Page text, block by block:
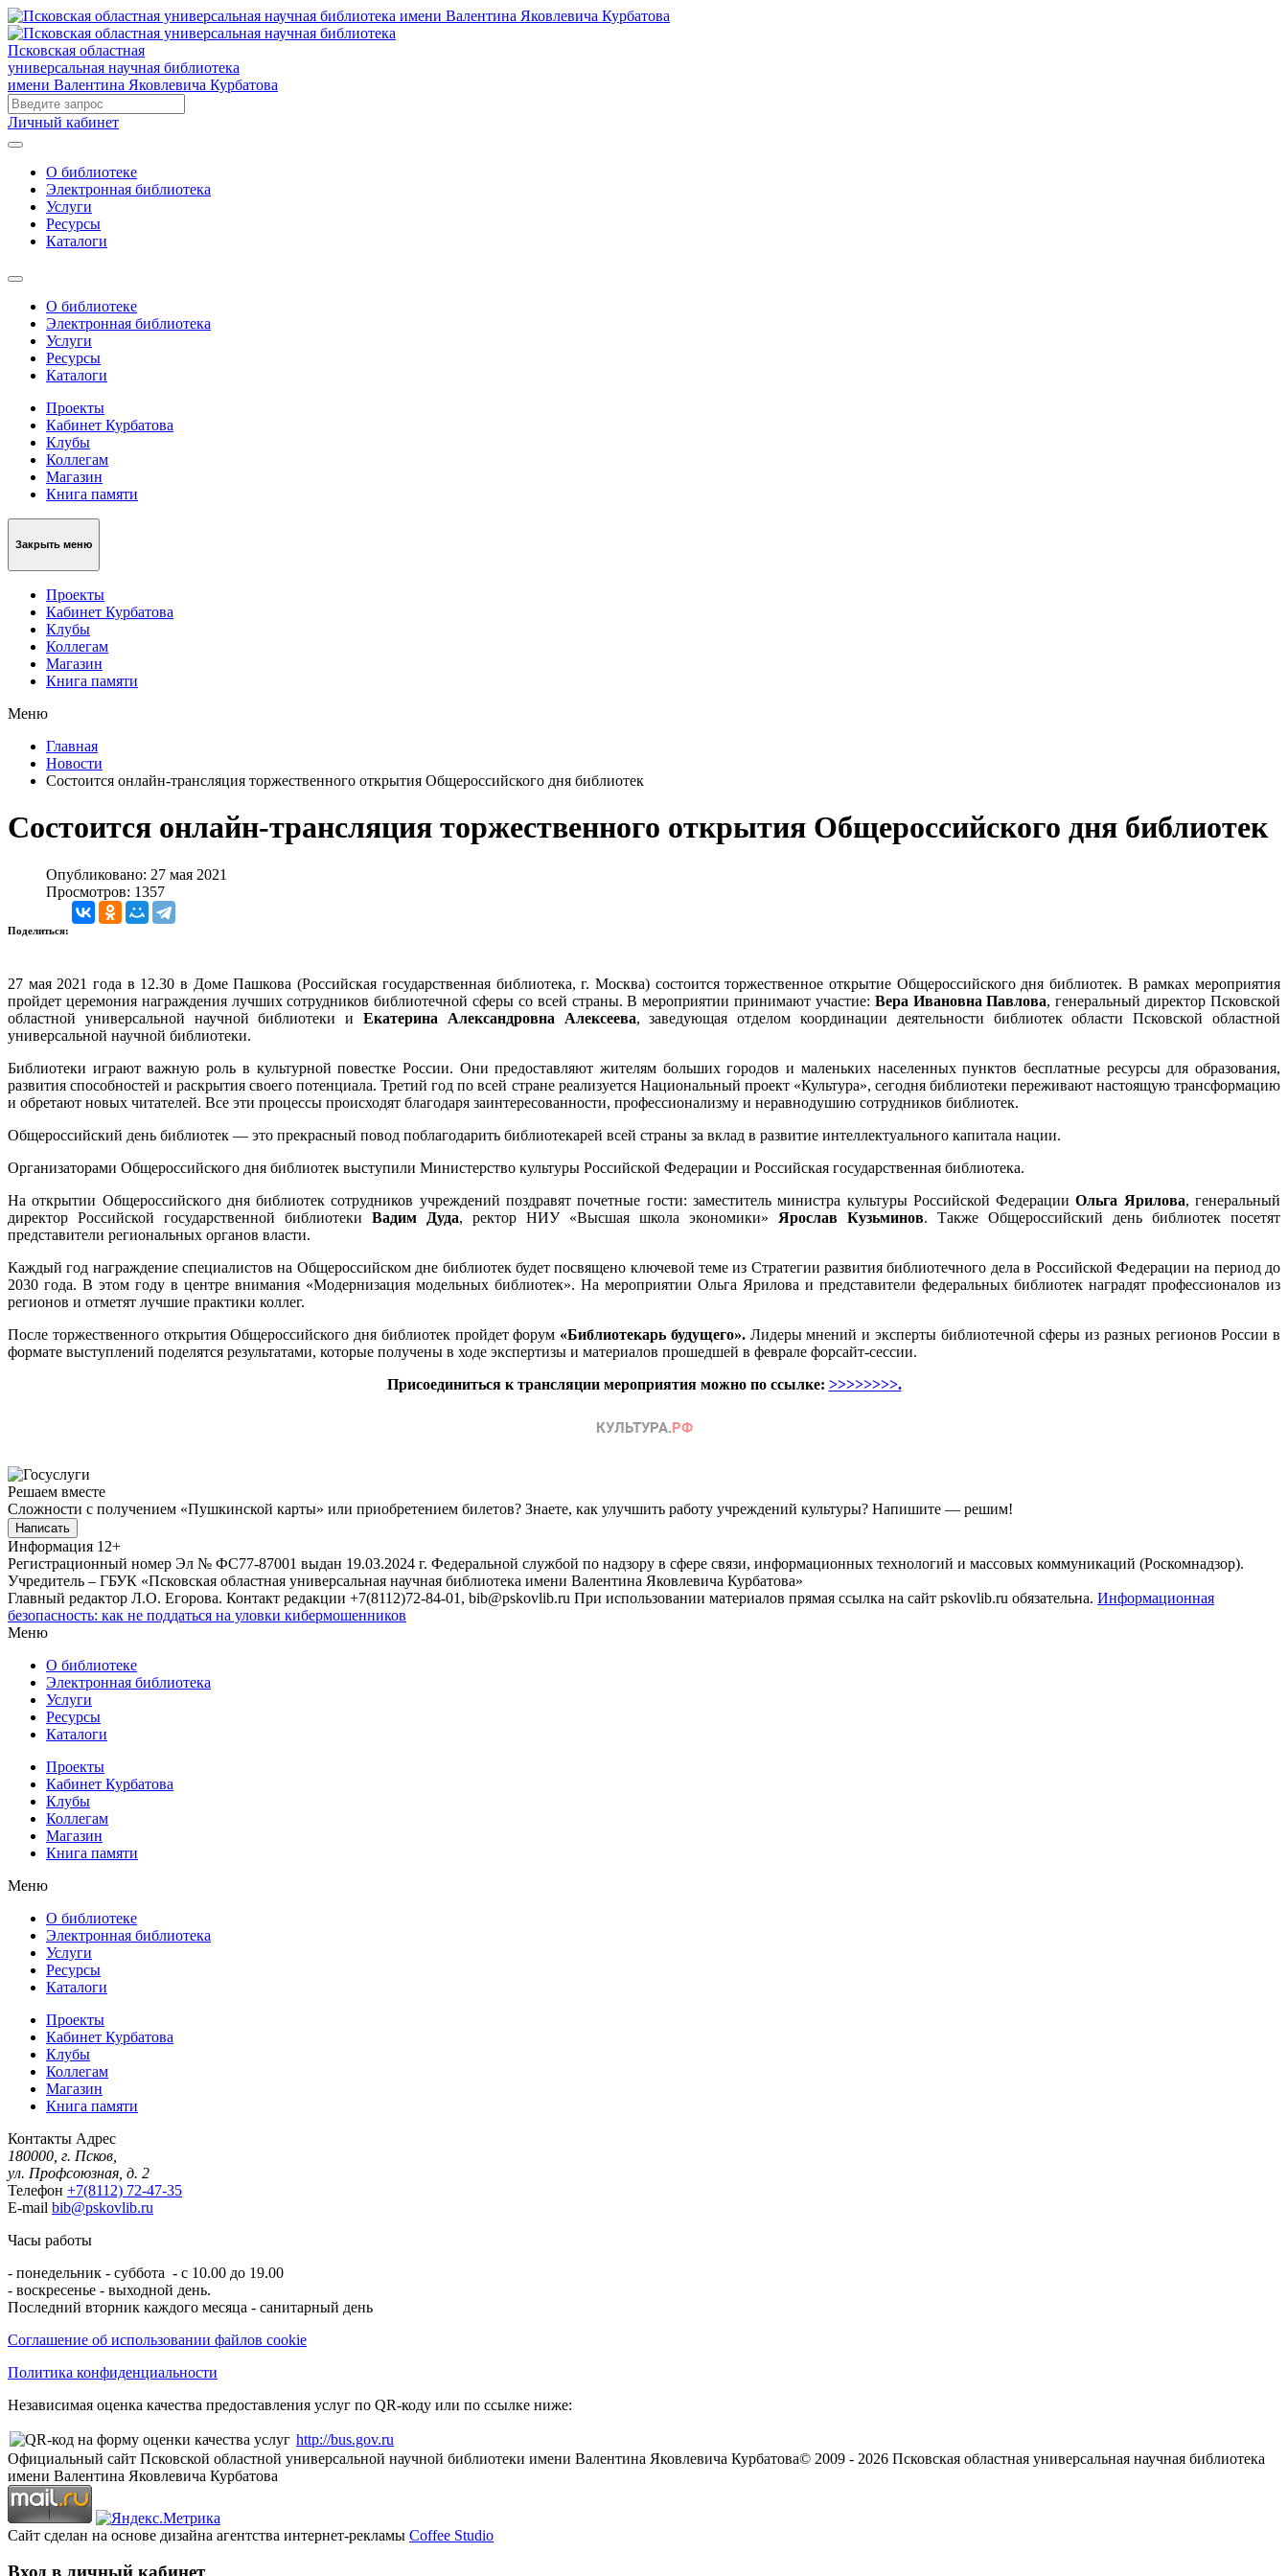
Псковская областная
универсальная научная библиотека
имени Валентина Яковлевича Курбатова
Личный кабинет
О библиотеке
Электронная библиотека
Услуги
Ресурсы
Каталоги
О библиотеке
Электронная библиотека
Услуги
Ресурсы
Каталоги
Проекты
Кабинет Курбатова
Клубы
Коллегам
Магазин
Книга памяти
Закрыть меню
Проекты
Кабинет Курбатова
Клубы
Коллегам
Магазин
Книга памяти
Меню
Главная
Новости
Состоится онлайн-трансляция торжественного открытия Общероссийского дня библиотек
Состоится онлайн-трансляция торжественного открытия Общероссийского дня библиотек
Опубликовано: 27 мая 2021
Просмотров: 1357
Поделиться:
27 мая 2021 года в 12.30 в Доме Пашкова (Российская государственная библиотека, г. Москва) состоится торжественное открытие Общероссийского дня библиотек. В рамках мероприятия
пройдет церемония награждения лучших сотрудников библиотечной сферы со всей страны. В мероприятии принимают участие: Вера Ивановна Павлова, генеральный директор Псковской
областной универсальной научной библиотеки и Екатерина Александровна Алексеева, заведующая отделом координации деятельности библиотек области Псковской областной
универсальной научной библиотеки.
Библиотеки играют важную роль в культурной повестке России. Они предоставляют жителям больших городов и маленьких населенных пунктов бесплатные ресурсы для образования,
развития способностей и раскрытия своего потенциала. Третий год по всей стране реализуется Национальный проект «Культура», сегодня библиотеки переживают настоящую трансформацию
и обретают новых читателей. Все эти процессы происходят благодаря заинтересованности, профессионализму и неравнодушию сотрудников библиотек.
Общероссийский день библиотек — это прекрасный повод поблагодарить библиотекарей всей страны за вклад в развитие интеллектуального капитала нации.
Организаторами Общероссийского дня библиотек выступили Министерство культуры Российской Федерации и Российская государственная библиотека.
На открытии Общероссийского дня библиотек сотрудников учреждений поздравят почетные гости: заместитель министра культуры Российской ФедерацииОльга Ярилова, генеральный
директор Российской государственной библиотеки Вадим Дуда, ректор НИУ «Высшая школа экономики» Ярослав Кузьминов. Также Общероссийский день библиотек посетят
представители региональных органов власти.
Каждый год награждение специалистов на Общероссийском дне библиотек будет посвящено ключевой теме из Стратегии развития библиотечного дела в Российской Федерации на период до
2030 года. В этом году в центре внимания «Модернизация модельных библиотек». На мероприятии Ольга Ярилова и представители федеральных библиотек наградят профессионалов из
регионов и отметят лучшие практики коллег.
После торжественного открытия Общероссийского дня библиотек пройдет форум «Библиотекарь будущего».Лидеры мнений и эксперты библиотечной сферы из разных регионов России в
формате выступлений поделятся результатами, которые получены в ходе экспертизы и материалов прошедшей в феврале форсайт-сессии.
Присоединиться к трансляции мероприятия можно по ссылке: >>>>>>>>.
Решаем вместе
Сложности с получением «Пушкинской карты» или приобретением билетов? Знаете, как улучшить работу учреждений культуры? Напишите — решим!
Написать
Информация 12+
Регистрационный номер Эл № ФС77-87001 выдан 19.03.2024 г. Федеральной службой по надзору в сфере связи, информационных технологий и массовых коммуникаций (Роскомнадзор).
Учредитель – ГБУК «Псковская областная универсальная научная библиотека имени Валентина Яковлевича Курбатова»
Главный редактор Л.О. Егорова. Контакт редакции +7(8112)72-84-01, bib@pskovlib.ru При использовании материалов прямая ссылка на сайт pskovlib.ru обязательна. Информационная
безопасность: как не поддаться на уловки кибермошенников
Меню
О библиотеке
Электронная библиотека
Услуги
Ресурсы
Каталоги
Проекты
Кабинет Курбатова
Клубы
Коллегам
Магазин
Книга памяти
Меню
О библиотеке
Электронная библиотека
Услуги
Ресурсы
Каталоги
Проекты
Кабинет Курбатова
Клубы
Коллегам
Магазин
Книга памяти
Контакты Адрес
180000, г. Псков,
ул. Профсоюзная, д. 2
Телефон +7(8112) 72-47-35
E-mail bib@pskovlib.ru
Часы работы
- понедельник - суббота - с 10.00 до 19.00
- воскресенье - выходной день.
Последний вторник каждого месяца - санитарный день
Соглашение об использовании файлов cookie
Политика конфиденциальности
Независимая оценка качества предоставления услуг по QR-коду или по ссылке ниже:
http://bus.gov.ru
Официальный сайт Псковской областной универсальной научной библиотеки имени Валентина Яковлевича Курбатова© 2009 - 2026 Псковская областная универсальная научная библиотека
имени Валентина Яковлевича Курбатова
Сайт сделан на основе дизайна агентства интернет-рекламы Coffee Studio